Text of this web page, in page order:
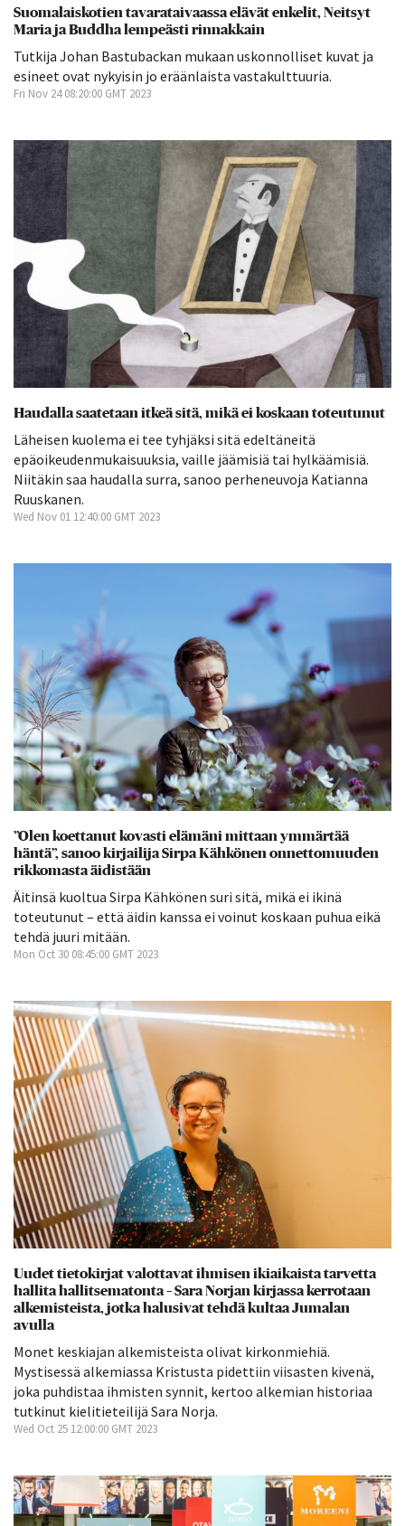
Suomalaiskotien tavarataivaassa elävät enkelit, Neitsyt
Maria ja Buddha lempeästi rinnakkain
Tutkija Johan Bastubackan mukaan uskonnolliset kuvat ja
esineet ovat nykyisin jo eräänlaista vastakulttuuria.
Fri Nov 24 08:20:00 GMT 2023
Haudalla saatetaan itkeä sitä, mikä ei koskaan toteutunut
Läheisen kuolema ei tee tyhjäksi sitä edeltäneitä
epäoikeuden­mukaisuuksia, vaille jäämisiä tai hylkäämisiä.
Niitäkin saa haudalla surra, sanoo perheneuvoja Katianna
Ruuskanen.
Wed Nov 01 12:40:00 GMT 2023
”Olen koettanut kovasti elämäni mittaan ymmärtää
häntä”, sanoo kirjailija Sirpa Kähkönen onnettomuuden
rikkomasta äidistään
Äitinsä kuoltua Sirpa Kähkönen suri sitä, mikä ei ikinä
toteutunut – että äidin kanssa ei voinut koskaan puhua eikä
tehdä juuri mitään.
Mon Oct 30 08:45:00 GMT 2023
Uudet tietokirjat valottavat ihmisen ikiaikaista tarvetta
hallita hallitsematonta – Sara Norjan kirjassa kerrotaan
alkemisteista, jotka halusivat tehdä kultaa Jumalan
avulla
Monet keskiajan alkemisteista olivat kirkonmiehiä.
Mystisessä alkemiassa Kristusta pidettiin viisasten kivenä,
joka puhdistaa ihmisten synnit, kertoo alkemian historiaa
tutkinut kielitieteilijä Sara Norja.
Wed Oct 25 12:00:00 GMT 2023